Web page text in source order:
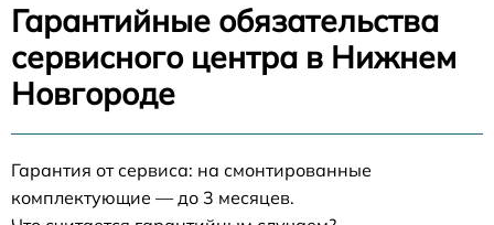
Гарантийные обязательства
сервисного центра в Нижнем
Новгороде
Гарантия от сервиса: на смонтированные
комплектующие — до 3 месяцев.